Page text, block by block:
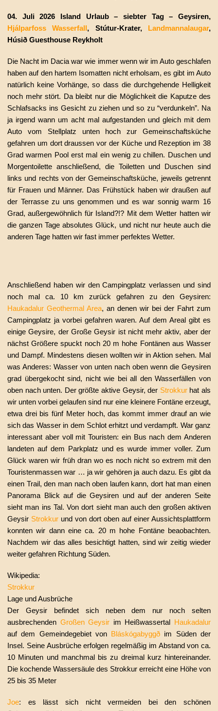
04. Juli 2026 Island Urlaub – siebter Tag – Geysiren,
Hjálparfoss
Wasserfall, Stútur-Krater, Landmannalaugar,
Húsið Guesthouse Reykholt
Die Nacht im Dacia war wie immer wenn wir im Auto geschlafen
haben auf den hartem Isomatten nicht erholsam, es gibt im Auto
natürlich keine Vorhänge, so dass die durchgehende Helligkeit
noch mehr stört. Da bleibt nur die Möglichkeit die Kaputze des
Schlafsacks ins Gesicht zu ziehen und so zu “verdunkeln”. Na
ja irgend wann um acht mal aufgestanden und gleich mit dem
Auto vom Stellplatz unten hoch zur Gemeinschaftsküche
gefahren um dort draussen vor der Küche und Rezeption im 38
Grad warmen Pool erst mal ein wenig zu chillen. Duschen und
Morgentoilette anschließend, die Toiletten und Duschen sind
links und rechts von der Gemeinschaftsküche, jeweils getrennt
für Frauen und Männer. Das Frühstück haben wir draußen auf
der Terrasse zu uns genommen und es war sonnig warm 16
Grad, außergewöhnlich für Island?!? Mit dem Wetter hatten wir
die ganzen Tage absolutes Glück, und nicht nur heute auch die
anderen Tage hatten wir fast immer perfektes Wetter.
Anschließend haben wir den Campingplatz verlassen und sind
noch mal ca. 10 km zurück gefahren zu den Geysiren:
Haukadalur Geothermal Area, an denen wir bei der Fahrt zum
Campingplatz ja vorbei gefahren waren. Auf dem Areal gibt es
einige Geysire, der Große Geysir ist nicht mehr aktiv, aber der
nächst Größere spuckt noch 20 m hohe Fontänen aus Wasser
und Dampf. Mindestens diesen wollten wir in Aktion sehen. Mal
was Anderes: Wasser von unten nach oben wenn die Geysiren
grad übergekocht sind, nicht wie bei all den Wasserfällen von
oben nach unten. Der größte aktive Geysir, der Strokkur hat als
wir unten vorbei gelaufen sind nur eine kleinere Fontäne erzeugt,
etwa drei bis fünf Meter hoch, das kommt immer drauf an wie
sich das Wasser in dem Schlot erhitzt und verdampft. War ganz
interessant aber voll mit Touristen: ein Bus nach dem Anderen
landeten auf dem Parkplatz und es wurde immer voller. Zum
Glück waren wir früh dran wo es noch nicht so extrem mit den
Touristenmassen war … ja wir gehören ja auch dazu. Es gibt da
einen Trail, den man nach oben laufen kann, dort hat man einen
Panorama Blick auf die Geysiren und auf der anderen Seite
sieht man ins Tal. Von dort sieht man auch den großen aktiven
Geysir Strokkur und von dort oben auf einer Aussichtsplattform
konnten wir dann eine ca. 20 m hohe Fontäne beaobachten.
Nachdem wir das alles besichtigt hatten, sind wir zeitig wieder
weiter gefahren Richtung Süden.
Wikipedia:
Strokkur
Lage und Ausbrüche
Der Geysir befindet sich neben dem nur noch selten
ausbrechenden Großen Geysir im Heißwassertal Haukadalur
auf dem Gemeindegebiet von Bláskógabyggð im Süden der
Insel. Seine Ausbrüche erfolgen regelmäßig im Abstand von ca.
10 Minuten und manchmal bis zu dreimal kurz hintereinander.
Die kochende Wassersäule des Strokkur erreicht eine Höhe von
25 bis 35 Meter
Joe: es lässt sich nicht vermeiden bei den schönen